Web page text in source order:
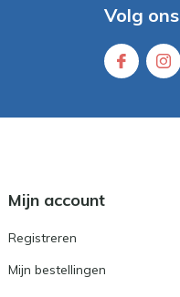
Volg ons
Mijn account
Registreren
Mijn bestellingen